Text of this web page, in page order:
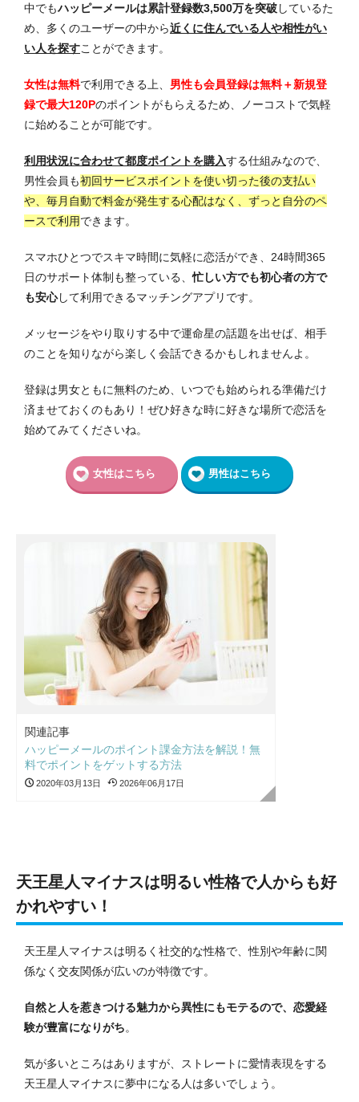
中でもハッピーメールは累計登録数3,500万を突破しているた
め、多くのユーザーの中から近くに住んでいる人や相性がい
い人を探すことができます。
女性は無料で利用できる上、 男性も会員登録は無料＋新規登
録で最大120Pのポイントがもらえるため、ノーコストで気軽
に始めることが可能です。
利用状況に合わせて都度ポイントを購入する仕組みなので、
男性会員も初回サービスポイントを使い切った後の支払い
や、毎月自動で料金が発生する心配はなく、ずっと自分のペ
ースで利用できます。
スマホひとつでスキマ時間に気軽に恋活ができ、24時間365
日のサポート体制も整っている、忙しい方でも初心者の方で
も安心して利用できるマッチングアプリです。
メッセージをやり取りする中で運命星の話題を出せば、相手
のことを知りながら楽しく会話できるかもしれませんよ。
登録は男女ともに無料のため、いつでも始められる準備だけ
済ませておくのもあり！ぜひ好きな時に好きな場所で恋活を
始めてみてくださいね。
女性はこちら 男性はこちら
関連記事
ハッピーメールのポイント課金方法を解説！無
料でポイントをゲットする方法
2020年03月13日 2026年06月17日
天王星人マイナスは明るい性格で人からも好
かれやすい！
天王星人マイナスは明るく社交的な性格で、性別や年齢に関
係なく交友関係が広いのが特徴です。
自然と人を惹きつける魅力から異性にもモテるので、恋愛経
験が豊富になりがち。
気が多いところはありますが、ストレートに愛情表現をする
天王星人マイナスに夢中になる人は多いでしょう。